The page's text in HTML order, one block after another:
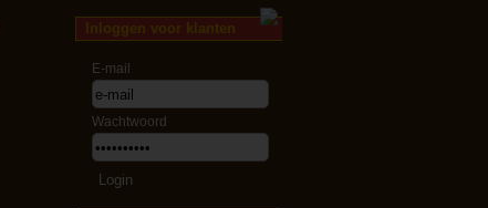
Inloggen voor klanten
E-mail
Wachtwoord